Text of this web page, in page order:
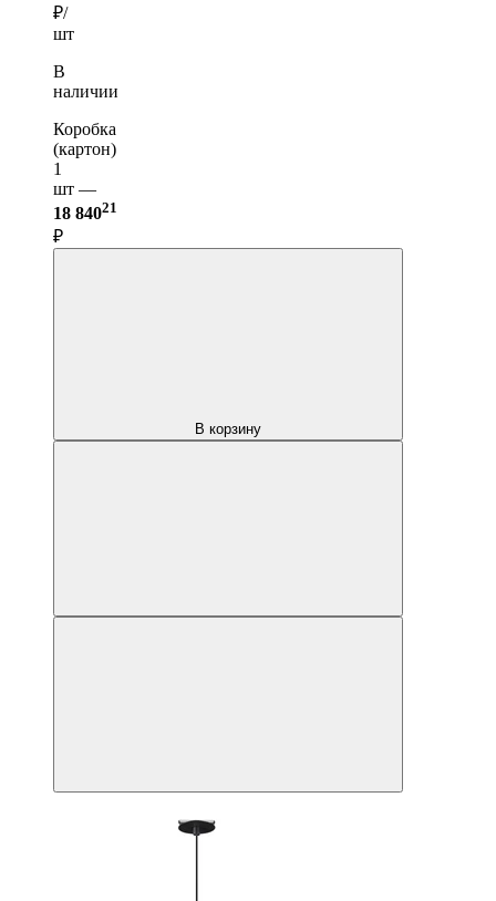
₽/
шт
В
наличии
Коробка
(картон)
1
шт —
18 84021
₽
В корзину